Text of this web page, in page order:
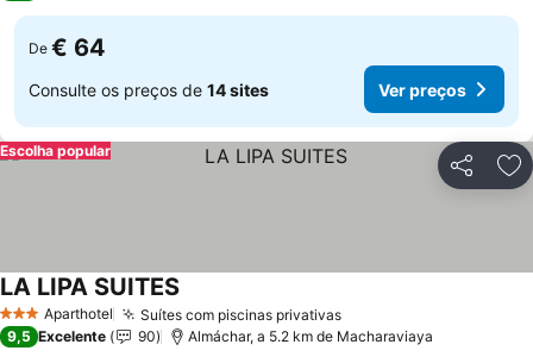
De € 64
Consulte os preços de 14 sites Ver preços
Partilhar
Escolha popular
3 EstrelasAparthotel Suítes com piscinas privativasVer preços
LA LIPA SUITES
9,5 Excelente 90 Almáchar, a 5.2 km de Macharaviaya